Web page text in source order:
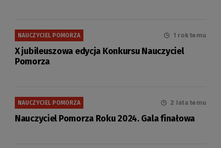
NAUCZYCIEL POMORZA 1 rok temu
X jubileuszowa edycja Konkursu Nauczyciel
Pomorza
NAUCZYCIEL POMORZA 2 lata temu
Nauczyciel Pomorza Roku 2024. Gala finałowa